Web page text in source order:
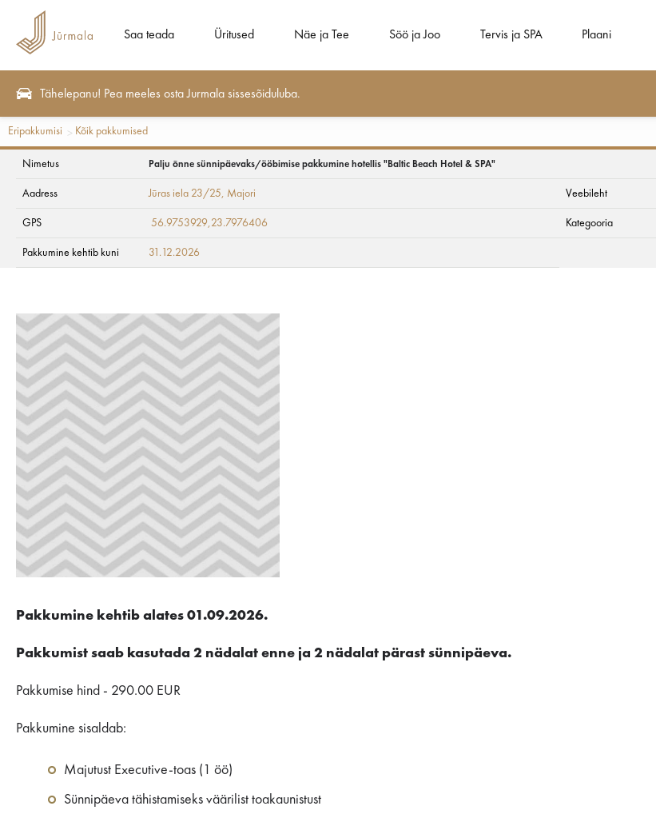
Saa teada Üritused Näe ja Tee Söö ja Joo Tervis ja SPA Plaani
Tähelepanu! Pea meeles osta Jurmala sissesõiduluba.
Eripakkumisi Kõik pakkumised
Palju õnne sünnipäevaks/ööbimise
"Baltic Beach Hotel & SPA"
Nimetus Palju õnne sünnipäevaks/ööbimise pakkumine hotellis "Baltic Beach Hotel & SPA"
Aadress Jūras iela 23/25, Majori Veebileht
GPS 56.9753929,23.7976406 Kategooria
Pakkumine kehtib kuni 31.12.2026
Pakkumine kehtib alates 01.09.2026.
Pakkumist saab kasutada 2 nädalat enne ja 2 nädalat pärast sünnipäeva.
Pakkumise hind - 290.00 EUR
Pakkumine sisaldab:
Majutust Executive-toas (1 öö)
Sünnipäeva tähistamiseks väärilist toakaunistust